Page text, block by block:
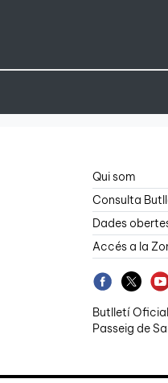
Qui som
Consulta
Dades
Accés a la
Butlletí
Passeig de